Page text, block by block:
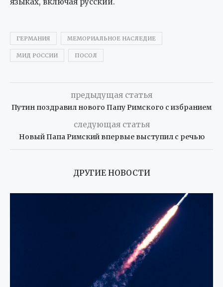
ГЕРМАНИЯ МЕМОРИАЛЬНОЕ НАСЛЕДИЕ
МИД РОССИИ ПОСОЛ
предыдущая статья
Путин поздравил нового Папу Римского с избранием
следующая статья
Новый Папа Римский впервые выступил с речью
ДРУГИЕ НОВОСТИ